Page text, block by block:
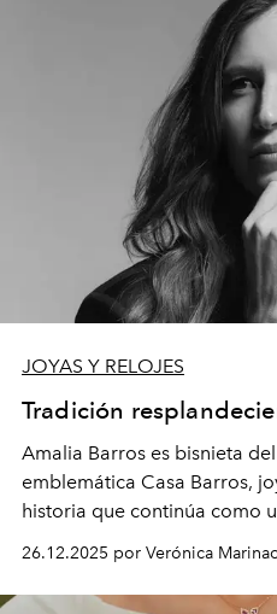
JOYAS Y RELOJES
Tradición
Amalia Barros es bisnieta
emblemática Casa Barros,
historia que continúa como
modelos ya no lo hacen y
año, el espíritu original de
26.12.2025 por Verónica